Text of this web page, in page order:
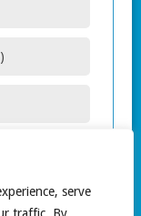
serve